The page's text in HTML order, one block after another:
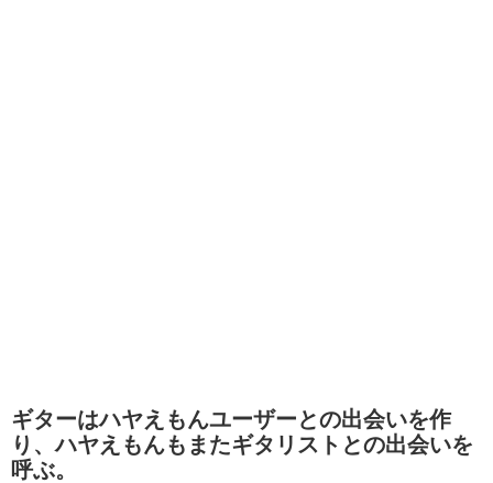
ギターはハヤえもんユーザーとの出会いを作
り、ハヤえもんもまたギタリストとの出会いを
呼ぶ。